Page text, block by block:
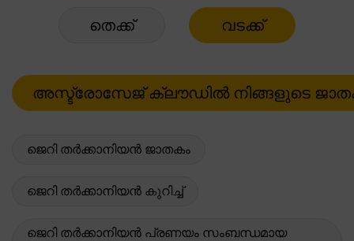
തെക്ക് വടക്ക്
ജെറി തർക്കാനിയൻ ജാതകം
ജെറി തർക്കാനിയൻ കുറിച്ച്
ജെറി തർക്കാനിയൻ പ്രണയം സംബന്ധമായ